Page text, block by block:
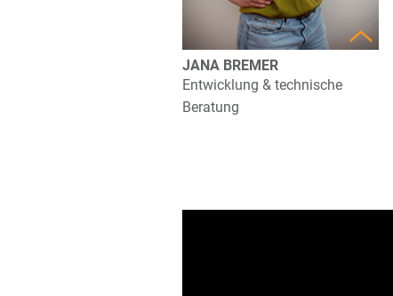
JANA BREMER
Entwicklung & technische
Beratung